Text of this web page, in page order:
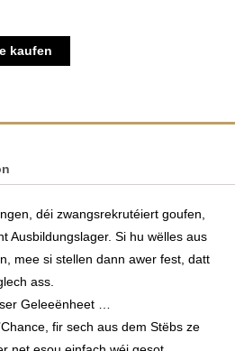
kaufen
déi zwangsrekrutéiert goufen,
Ausbildungslager. Si hu wëlles aus
mee si stellen dann awer fest, datt
ass.
Geleeënheet …
fir sech aus dem Stëbs ze